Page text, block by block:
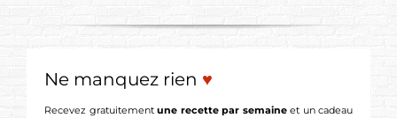
Ne manquez rien ♥
Recevez gratuitement une recette par semaineet un cadeau